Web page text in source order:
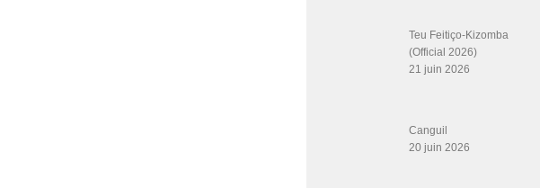
Teu Feitiço-Kizomba
(Official 2026)
21 juin 2026
Canguil
20 juin 2026